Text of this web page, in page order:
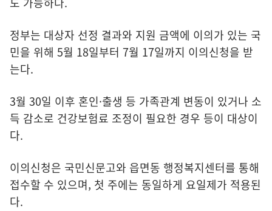
정부는 대상자 선정 결과와 지원 금액에 이의가 있는 국
민을 위해 5월 18일부터 7월 17일까지 이의신청을 받
는다.
3월 30일 이후 혼인·출생 등 가족관계 변동이 있거나 소
득 감소로 건강보험료 조정이 필요한 경우 등이 대상이
다.
이의신청은 국민신문고와 읍면동 행정복지센터를 통해
접수할 수 있으며, 첫 주에는 동일하게 요일제가 적용된
다.